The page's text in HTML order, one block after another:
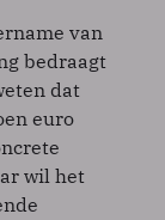
van
bedraagt
dat
euro
wil het